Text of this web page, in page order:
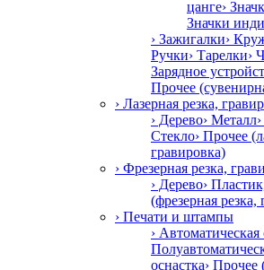
цанге›
Значки
› Зажигалки›
Ручки› Тарелки›
Зарядное
Прочее
› Лазерная резка,
› Дерево› Металл
Стекло› Прочее
гравировка)
› Фрезерная резка,
› Дерево›
(фрезерная резка,
› Печати и штампы
› Автоматическая
оснастка›